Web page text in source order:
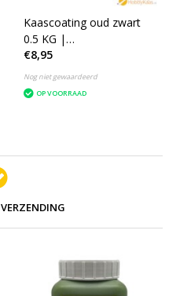
Kaascoating oud zwart
0.5 KG |
schimmelwerend
€8,95
Nog niet gewaardeerd
OP VOORRAAD